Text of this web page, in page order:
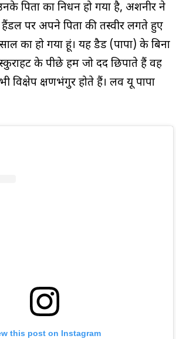
पिता का निधन हो गया है, अशनीर ने
पर अपने पिता की तस्वीर लगते हुए
का हो गया हूं। यह डैड (पापा) के बिना
के पीछे हम जो दर्द छिपाते हैं वह
विक्षेप क्षणभंगुर होते हैं। लव यू पापा
this post on Instagram